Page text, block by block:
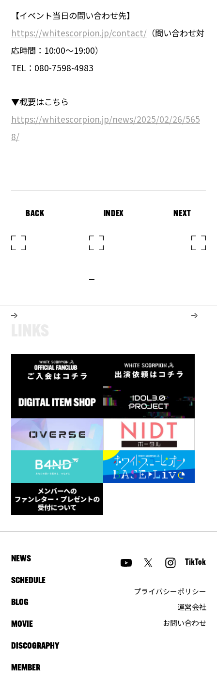
【イベント当日の問い合わせ先】
https://whitescorpion.jp/contact/（問い合わせ対
応時間：10:00〜19:00）
TEL：080-7598-4983
▼概要はこちら
https://whitescorpion.jp/news/2025/02/26/565
8/
BACK INDEX NEXT
NEWS
SCHEDULE
BLOG
MOVIE
DISCOGRAPHY
MEMBER
TikTok
プライバシーポリシー
運営会社
お問い合わせ